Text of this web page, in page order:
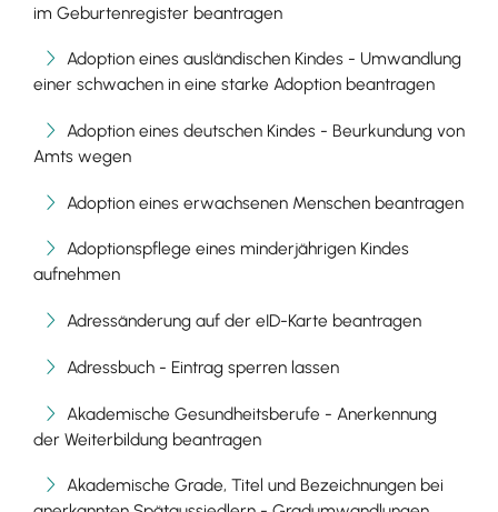
im Geburtenregister beantragen
Adoption eines ausländischen Kindes - Umwandlung
einer schwachen in eine starke Adoption beantragen
Adoption eines deutschen Kindes - Beurkundung von
Amts wegen
Adoption eines erwachsenen Menschen beantragen
Adoptionspflege eines minderjährigen Kindes
aufnehmen
Adressänderung auf der eID-Karte beantragen
Adressbuch - Eintrag sperren lassen
Akademische Gesundheitsberufe - Anerkennung
der Weiterbildung beantragen
Akademische Grade, Titel und Bezeichnungen bei